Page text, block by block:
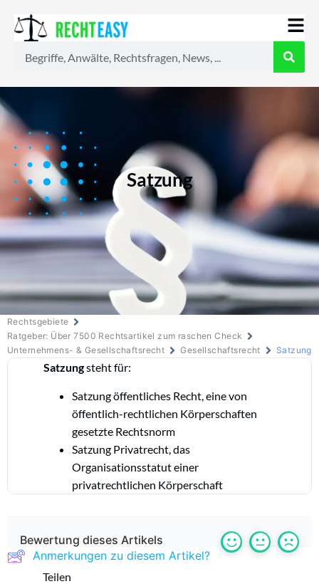
Satzung
Rechtsgebiete
Ratgeber: Über 7500 Rechtsartikel zum raschen Check
Unternehmens- & Gesellschaftsrecht
Gesellschaftsrecht Satzung
Satzungsteht für:
Satzung öffentliches Recht, eine von
öffentlich-rechtlichen Körperschaften
gesetzte Rechtsnorm
Satzung Privatrecht, das
Organisationsstatut einer
privatrechtlichen Körperschaft
Bewertung dieses Artikels
Anmerkungen zu diesem Artikel?
Teilen